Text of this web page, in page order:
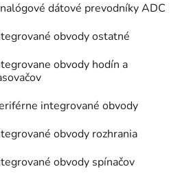
dátové prevodníky ADC
obvody ostatné
obvody hodín a
integrované obvody
obvody rozhrania
obvody spínačov